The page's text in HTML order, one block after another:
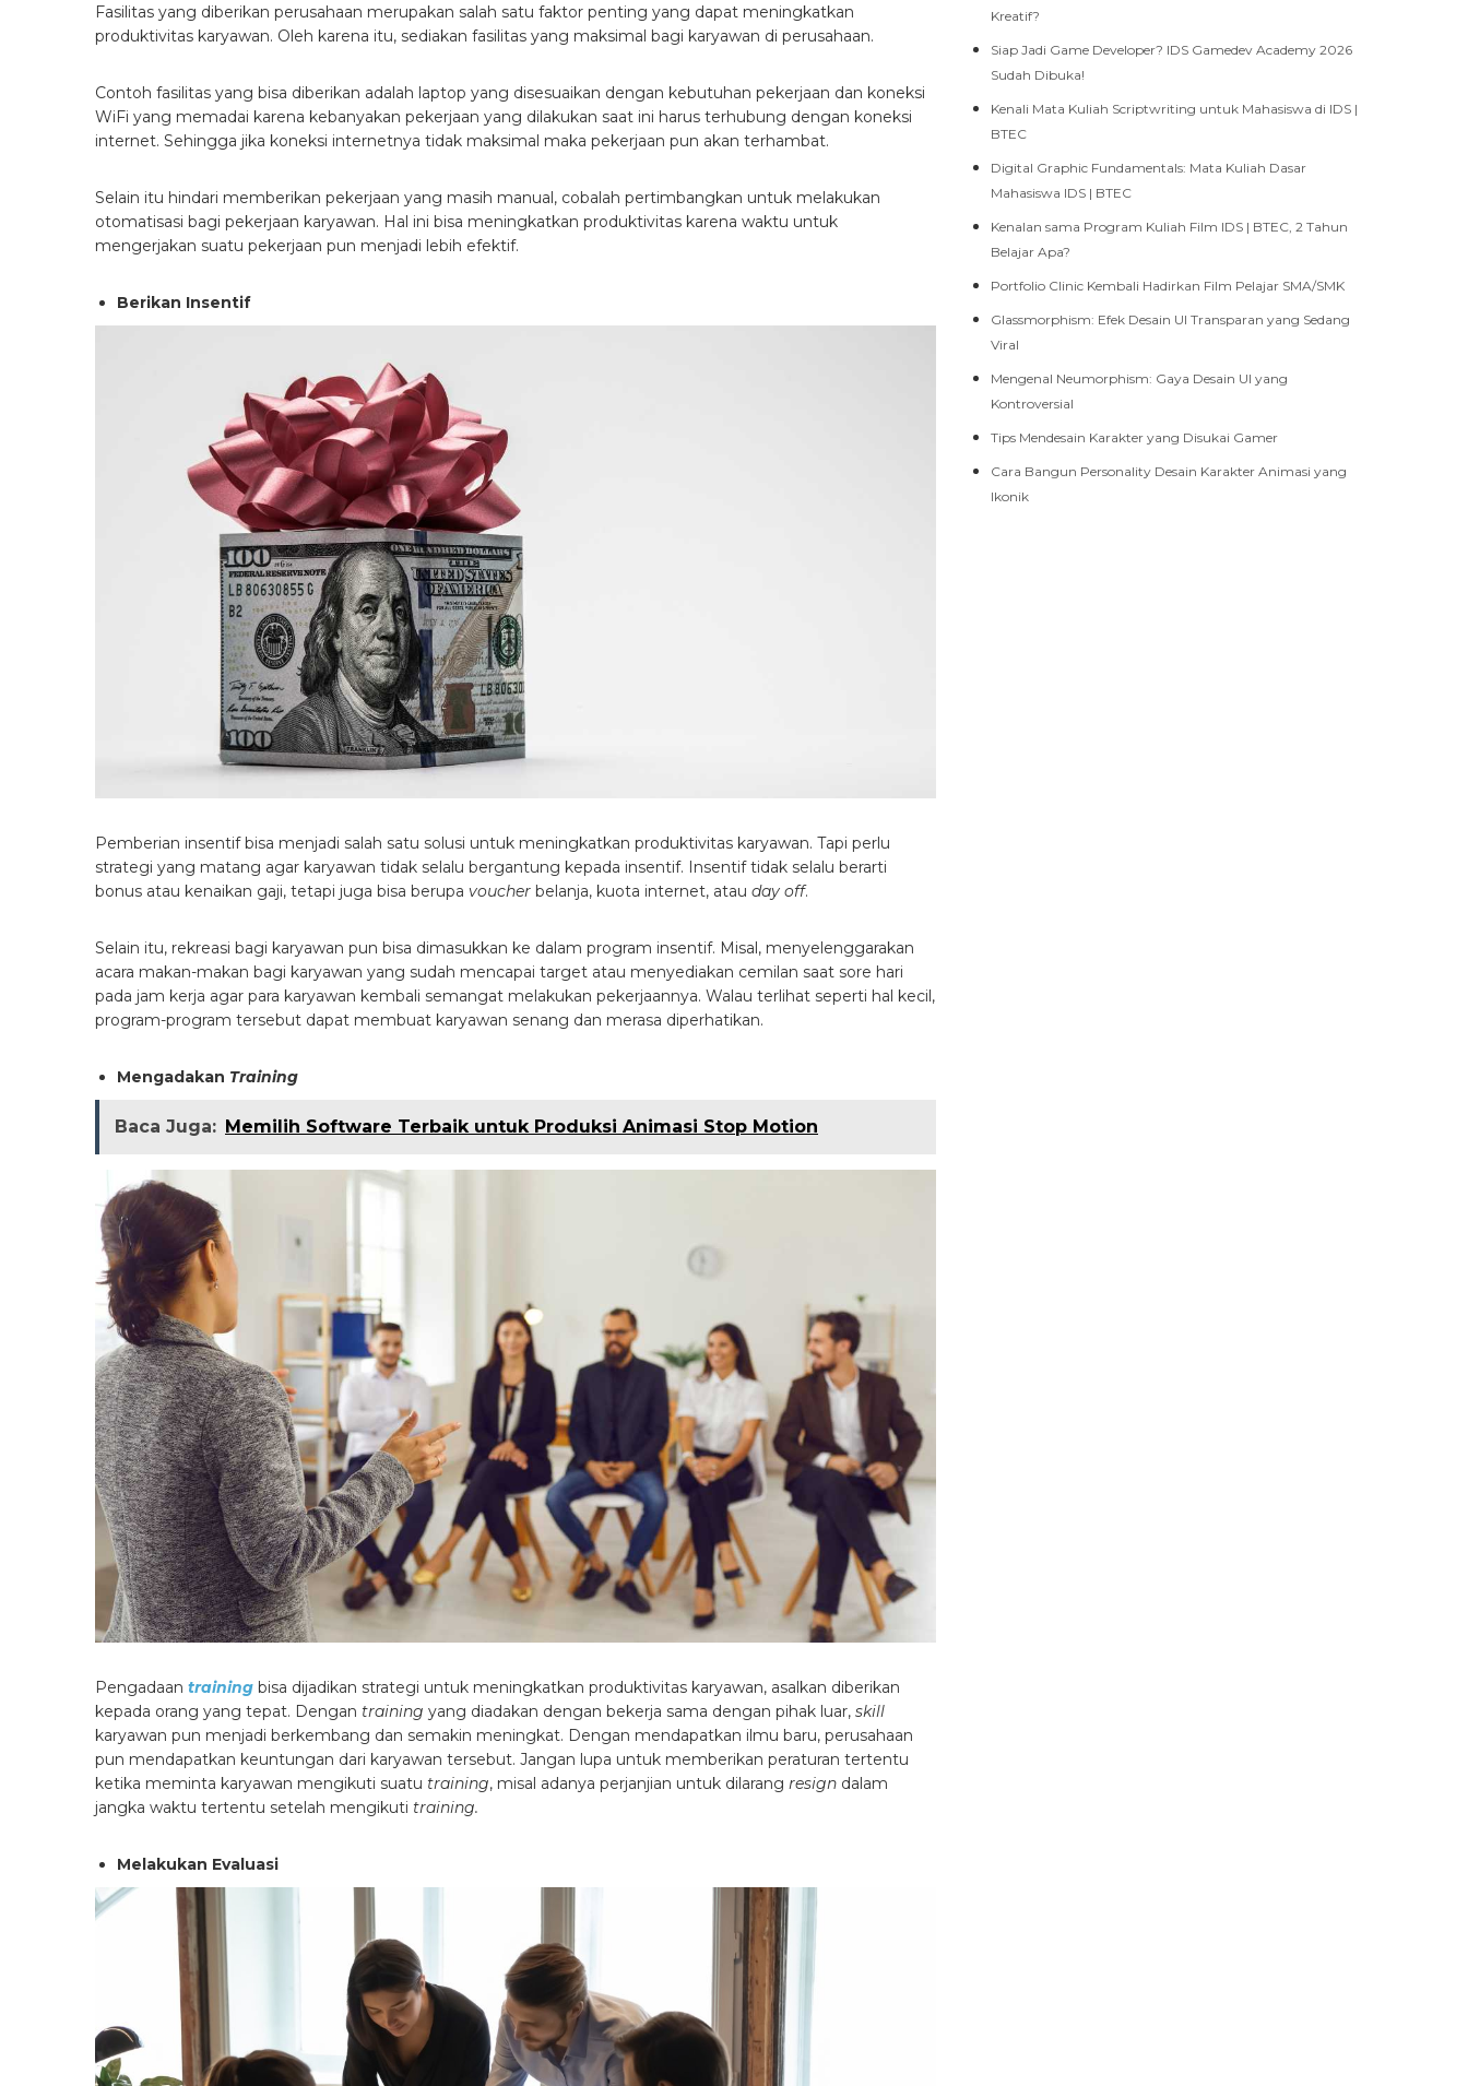
Fasilitas yang diberikan perusahaan merupakan salah satu faktor penting yang dapat meningkatkan
produktivitas karyawan. Oleh karena itu, sediakan fasilitas yang maksimal bagi karyawan di perusahaan.
Contoh fasilitas yang bisa diberikan adalah laptop yang disesuaikan dengan kebutuhan pekerjaan dan koneksi
WiFi yang memadai karena kebanyakan pekerjaan yang dilakukan saat ini harus terhubung dengan koneksi
internet. Sehingga jika koneksi internetnya tidak maksimal maka pekerjaan pun akan terhambat.
Selain itu hindari memberikan pekerjaan yang masih manual, cobalah pertimbangkan untuk melakukan
otomatisasi bagi pekerjaan karyawan. Hal ini bisa meningkatkan produktivitas karena waktu untuk
mengerjakan suatu pekerjaan pun menjadi lebih efektif.
Berikan Insentif
Pemberian insentif bisa menjadi salah satu solusi untuk meningkatkan produktivitas karyawan. Tapi perlu
strategi yang matang agar karyawan tidak selalu bergantung kepada insentif. Insentif tidak selalu berarti
bonus atau kenaikan gaji, tetapi juga bisa berupa voucher belanja, kuota internet, atau day off.
Selain itu, rekreasi bagi karyawan pun bisa dimasukkan ke dalam program insentif. Misal, menyelenggarakan
acara makan-makan bagi karyawan yang sudah mencapai target atau menyediakan cemilan saat sore hari
pada jam kerja agar para karyawan kembali semangat melakukan pekerjaannya. Walau terlihat seperti hal kecil,
program-program tersebut dapat membuat karyawan senang dan merasa diperhatikan.
Mengadakan Training
Baca Juga: Memilih Software Terbaik untuk Produksi Animasi Stop Motion
Pengadaan training bisa dijadikan strategi untuk meningkatkan produktivitas karyawan, asalkan diberikan
kepada orang yang tepat. Dengan training yang diadakan dengan bekerja sama dengan pihak luar, skill
karyawan pun menjadi berkembang dan semakin meningkat. Dengan mendapatkan ilmu baru, perusahaan
pun mendapatkan keuntungan dari karyawan tersebut. Jangan lupa untuk memberikan peraturan tertentu
ketika meminta karyawan mengikuti suatu training, misal adanya perjanjian untuk dilarang resign dalam
jangka waktu tertentu setelah mengikuti training.
Melakukan Evaluasi
Kreatif?
Siap Jadi Game Developer? IDS Gamedev Academy 2026
Sudah Dibuka!
Kenali Mata Kuliah Scriptwriting untuk Mahasiswa di IDS |
BTEC
Digital Graphic Fundamentals: Mata Kuliah Dasar
Mahasiswa IDS | BTEC
Kenalan sama Program Kuliah Film IDS | BTEC, 2 Tahun
Belajar Apa?
Portfolio Clinic Kembali Hadirkan Film Pelajar SMA/SMK
Glassmorphism: Efek Desain UI Transparan yang Sedang
Viral
Mengenal Neumorphism: Gaya Desain UI yang
Kontroversial
Tips Mendesain Karakter yang Disukai Gamer
Cara Bangun Personality Desain Karakter Animasi yang
Ikonik